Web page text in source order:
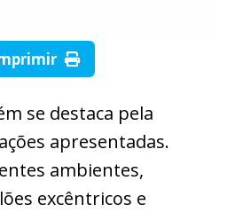
se destaca pela
apresentadas.
ambientes,
excêntricos e